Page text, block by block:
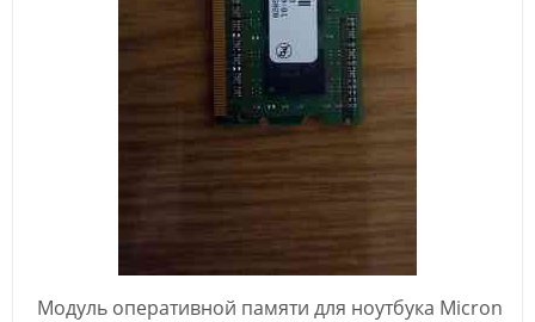
Модуль оперативной памяти для ноутбука Micron